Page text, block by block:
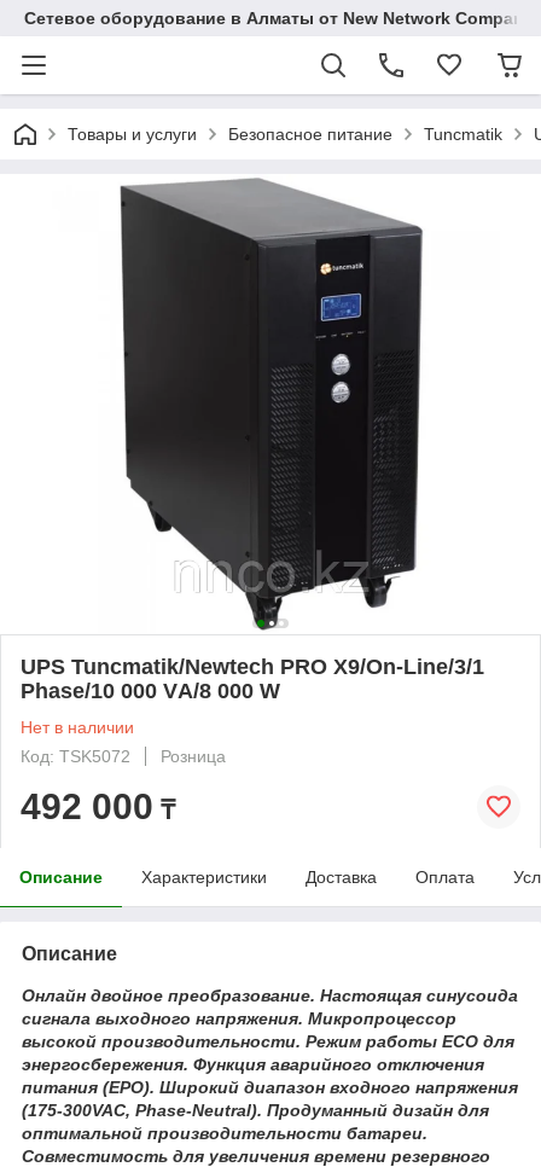
Сетевое оборудование в Алматы от New Network Company
Товары и услуги Безопасное питание Tuncmatik
UPS Tuncmatik/Newtech PRO X9/On-Line/3/1
Phase/10 000 VА/8 000 W
Нет в наличии
Код: TSK5072
Розница
492 000 ₸
Описание Характеристики Доставка Оплата
Описание
Онлайн двойное преобразование. Настоящая синусоида
сигнала выходного напряжения. Микропроцессор
высокой производительности. Режим работы ECO для
энергосбережения. Функция аварийного отключения
питания (EPO). Широкий диапазон входного напряжения
(175-300VAC, Phase-Neutral). Продуманный дизайн для
оптимальной производительности батареи.
Совместимость для увеличения времени резервного